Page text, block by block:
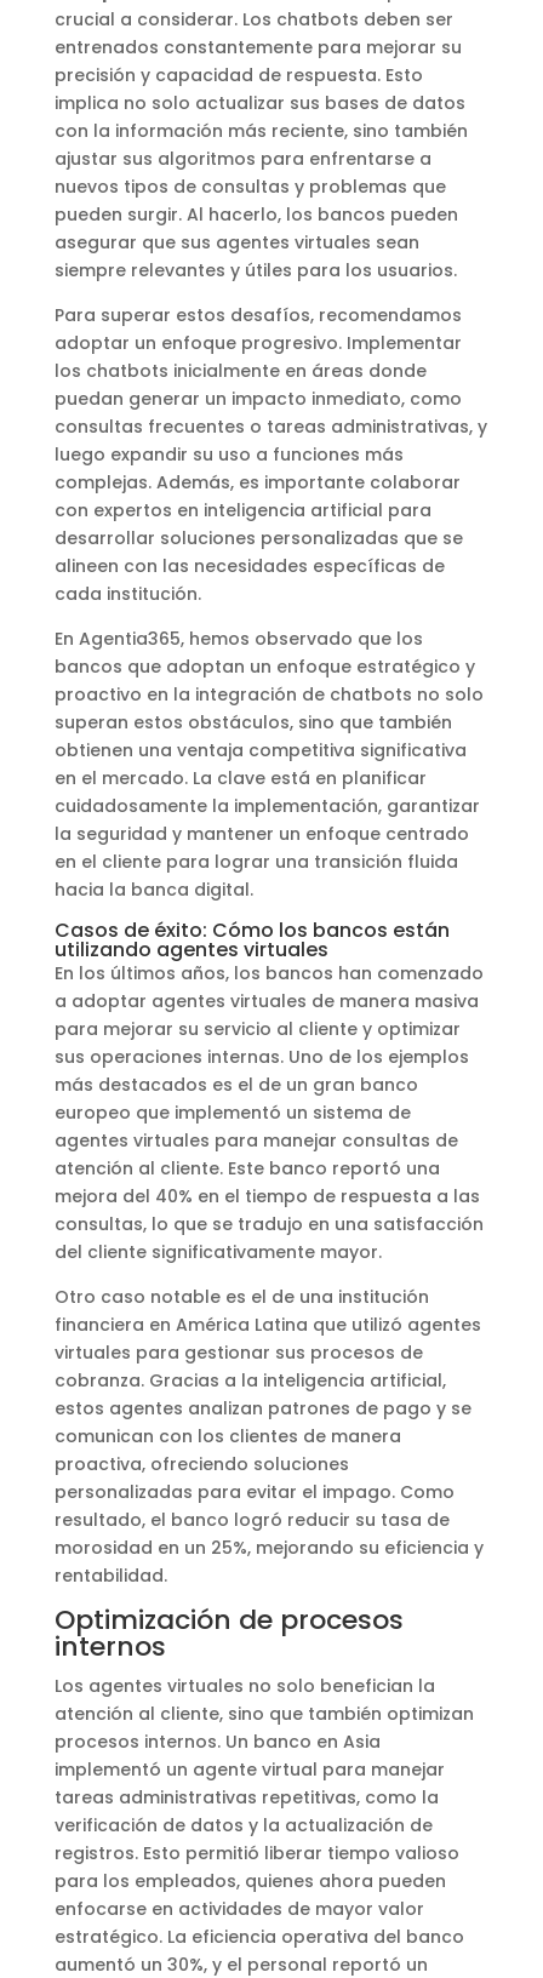
crucial a considerar. Los chatbots deben ser
entrenados constantemente para mejorar su
precisión y capacidad de respuesta. Esto
implica no solo actualizar sus bases de datos
con la información más reciente, sino también
ajustar sus algoritmos para enfrentarse a
nuevos tipos de consultas y problemas que
pueden surgir. Al hacerlo, los bancos pueden
asegurar que sus agentes virtuales sean
siempre relevantes y útiles para los usuarios.
Para superar estos desafíos, recomendamos
adoptar un enfoque progresivo. Implementar
los chatbots inicialmente en áreas donde
puedan generar un impacto inmediato, como
consultas frecuentes o tareas administrativas, y
luego expandir su uso a funciones más
complejas. Además, es importante colaborar
con expertos en inteligencia artificial para
desarrollar soluciones personalizadas que se
alineen con las necesidades específicas de
cada institución.
En Agentia365, hemos observado que los
bancos que adoptan un enfoque estratégico y
proactivo en la integración de chatbots no solo
superan estos obstáculos, sino que también
obtienen una ventaja competitiva significativa
en el mercado. La clave está en planificar
cuidadosamente la implementación, garantizar
la seguridad y mantener un enfoque centrado
en el cliente para lograr una transición fluida
hacia la banca digital.
Casos de éxito: Cómo los bancos están
utilizando agentes virtuales
En los últimos años, los bancos han comenzado
a adoptar agentes virtuales de manera masiva
para mejorar su servicio al cliente y optimizar
sus operaciones internas. Uno de los ejemplos
más destacados es el de un gran banco
europeo que implementó un sistema de
agentes virtuales para manejar consultas de
atención al cliente. Este banco reportó una
mejora del 40% en el tiempo de respuesta a las
consultas, lo que se tradujo en una satisfacción
del cliente significativamente mayor.
Otro caso notable es el de una institución
financiera en América Latina que utilizó agentes
virtuales para gestionar sus procesos de
cobranza. Gracias a la inteligencia artificial,
estos agentes analizan patrones de pago y se
comunican con los clientes de manera
proactiva, ofreciendo soluciones
personalizadas para evitar el impago. Como
resultado, el banco logró reducir su tasa de
morosidad en un 25%, mejorando su eficiencia y
rentabilidad.
Optimización de procesos
internos
Los agentes virtuales no solo benefician la
atención al cliente, sino que también optimizan
procesos internos. Un banco en Asia
implementó un agente virtual para manejar
tareas administrativas repetitivas, como la
verificación de datos y la actualización de
registros. Esto permitió liberar tiempo valioso
para los empleados, quienes ahora pueden
enfocarse en actividades de mayor valor
estratégico. La eficiencia operativa del banco
aumentó un 30%, y el personal reportó un